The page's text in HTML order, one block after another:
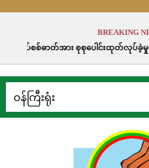
BREAKING
းထုတ်လုပ်ခဲ့မှုမှာ (၇၀၁၀၁.၀) မဂ္ဂါဝပ်နာရီ
၀န်ကြီးရုံး